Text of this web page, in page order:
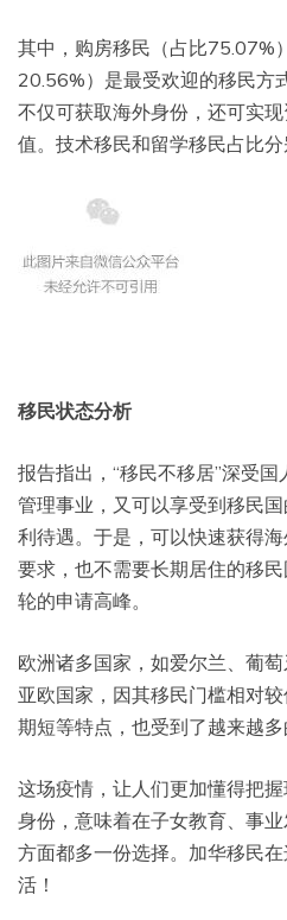
其中，购房移民（占比75.07%
20.56%）是最受欢迎的移民方
不仅可获取海外身份，还可实
值。技术移民和留学移民占比分
移民状态分析
报告指出，“移民不移居”深受
管理事业，又可以享受到移民
利待遇。于是，可以快速获得
要求，也不需要长期居住的移
轮的申请高峰。
欧洲诸多国家，如爱尔兰、葡
亚欧国家，因其移民门槛相对
期短等特点，也受到了越来越多
这场疫情，让人们更加懂得把
身份，意味着在子女教育、事
方面都多一份选择。加华移民
活！